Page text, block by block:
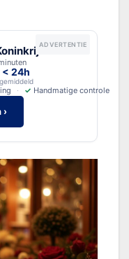
ADVERTENTIE
< 24h
✓ Handmatige controle